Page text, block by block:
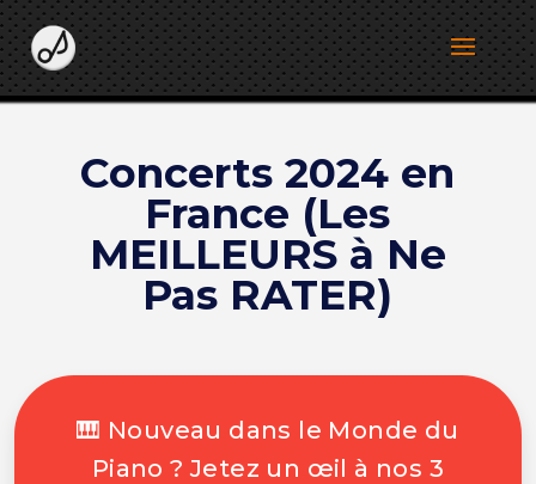
Concerts 2024 en
France (Les
MEILLEURS à Ne
Pas RATER)
🎹 Nouveau dans le Monde du
Piano ? Jetez un œil à nos 3